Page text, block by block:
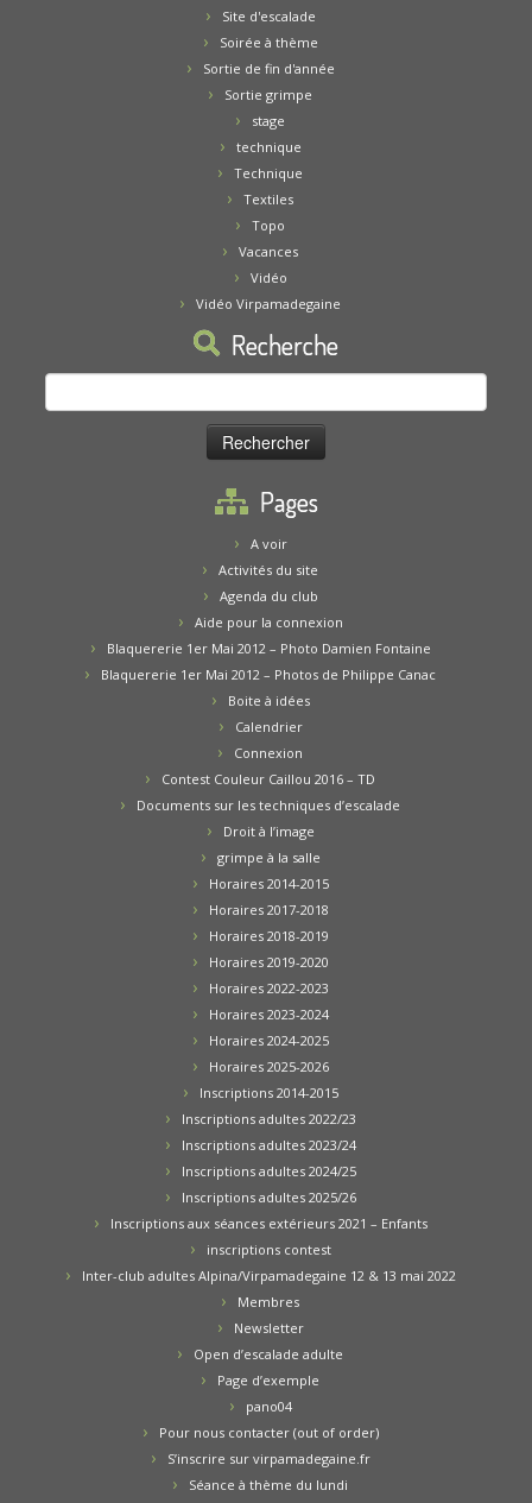
Site d'escalade
Soirée à thème
Sortie de fin d'année
Sortie grimpe
stage
technique
Technique
Textiles
Topo
Vacances
Vidéo
Vidéo Virpamadegaine
Recherche
Rechercher :
Pages
A voir
Activités du site
Agenda du club
Aide pour la connexion
Blaquererie 1er Mai 2012 – Photo Damien Fontaine
Blaquererie 1er Mai 2012 – Photos de Philippe Canac
Boite à idées
Calendrier
Connexion
Contest Couleur Caillou 2016 – TD
Documents sur les techniques d’escalade
Droit à l’image
grimpe à la salle
Horaires 2014-2015
Horaires 2017-2018
Horaires 2018-2019
Horaires 2019-2020
Horaires 2022-2023
Horaires 2023-2024
Horaires 2024-2025
Horaires 2025-2026
Inscriptions 2014-2015
Inscriptions adultes 2022/23
Inscriptions adultes 2023/24
Inscriptions adultes 2024/25
Inscriptions adultes 2025/26
Inscriptions aux séances extérieurs 2021 – Enfants
inscriptions contest
Inter-club adultes Alpina/Virpamadegaine 12 & 13 mai 2022
Membres
Newsletter
Open d’escalade adulte
Page d’exemple
pano04
Pour nous contacter (out of order)
S’inscrire sur virpamadegaine.fr
Séance à thème du lundi